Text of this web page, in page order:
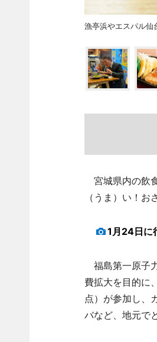
漁亭浜やエスパル仙
宮城県内の飲
（うま）い！お
1月24日に
福島第一原子
費拡大を目的に
点）が参加し、
バなど、地元で